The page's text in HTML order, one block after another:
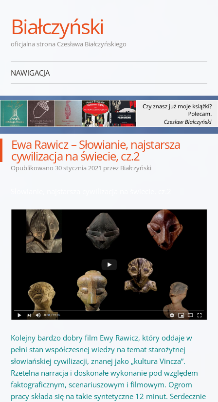
Białczyński
oficjalna strona Czesława Białczyńskiego
NAWIGACJA
Ewa Rawicz – Słowianie, najstarsza
cywilizacja na świecie, cz.2
Opublikowano 30 stycznia 2021 przez Białczyński
Kolejny bardzo dobry film Ewy Rawicz, który oddaje w
pełni stan współczesnej wiedzy na temat starożytnej
słowiańskiej cywilizacji, znanej jako „kultura Vincza”.
Rzetelna narracja i doskonałe wykonanie pod względem
faktograficznym, scenariuszowym i filmowym. Ogrom
pracy składa się na takie syntetyczne 12 minut. Serdecznie